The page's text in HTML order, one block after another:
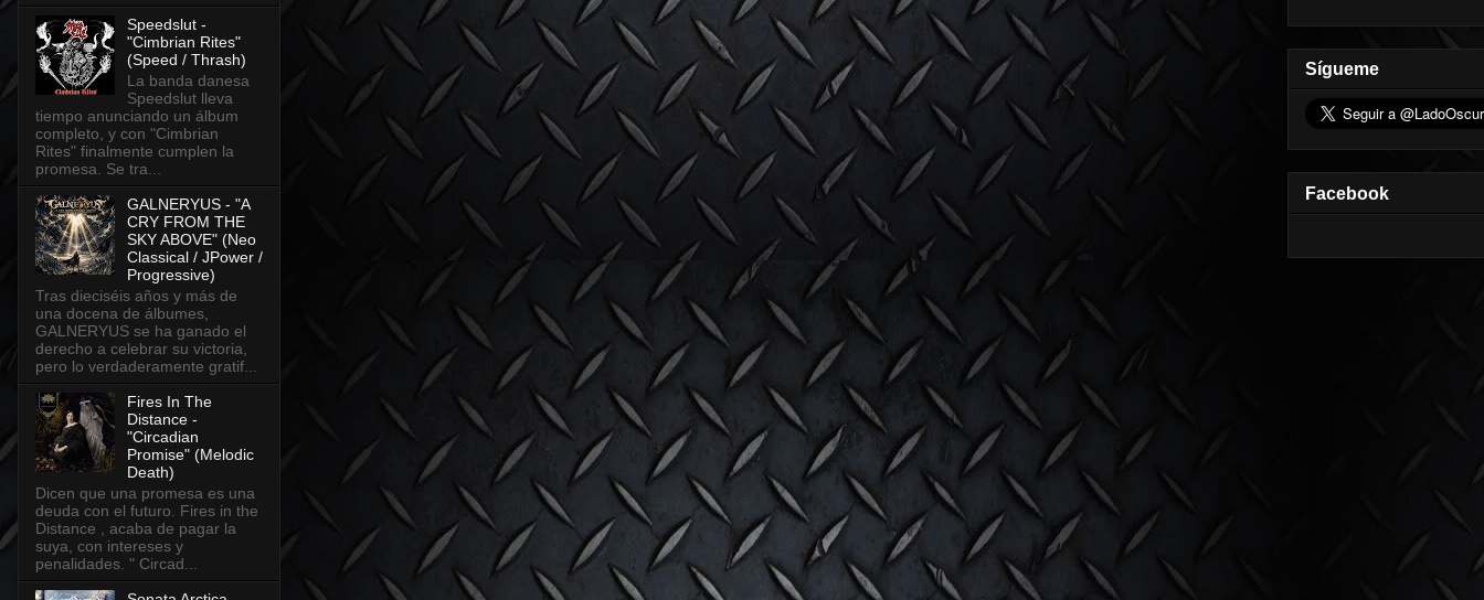
Speedslut -
"Cimbrian Rites"
(Speed / Thrash)
La banda danesa
Speedslut lleva
tiempo anunciando un álbum
completo, y con "Cimbrian
Rites" finalmente cumplen la
promesa. Se tra...
GALNERYUS - "A
CRY FROM THE
SKY ABOVE" (Neo
Classical / JPower /
Progressive)
Tras dieciséis años y más de
una docena de álbumes,
GALNERYUS se ha ganado el
derecho a celebrar su victoria,
pero lo verdaderamente gratif...
Fires In The
Distance -
"Circadian
Promise" (Melodic
Death)
Dicen que una promesa es una
deuda con el futuro. Fires in the
Distance , acaba de pagar la
suya, con intereses y
penalidades. " Circad...
Sígueme
Facebook